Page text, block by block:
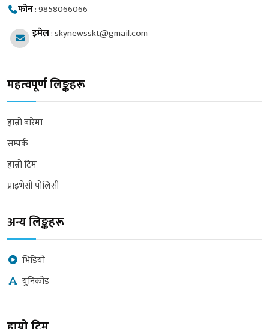
फोन:9858066066
इमेल:skynewsskt@gmail.com
महत्वपूर्ण लिङ्कहरू
हाम्रो बारेमा
सम्पर्क
हाम्रो टिम
प्राइभेसी पोलिसी
अन्य लिङ्कहरू
भिडियो
युनिकोड